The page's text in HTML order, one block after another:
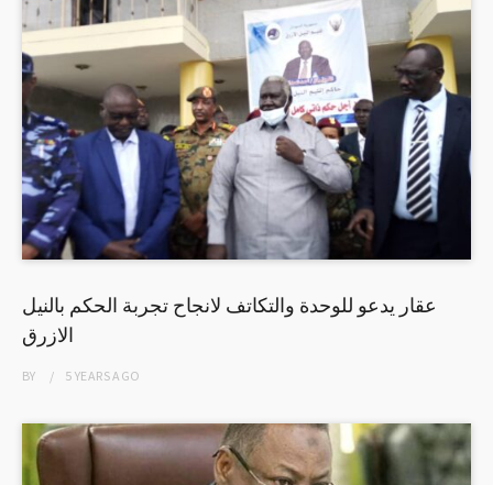
عقار يدعو للوحدة والتكاتف لانجاح تجربة الحكم بالنيل
الازرق
BY 5 YEARSAGO